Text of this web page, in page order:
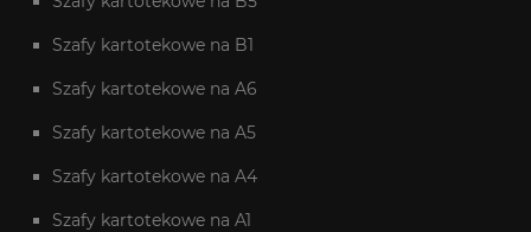
Szafy kartotekowe na B1
Szafy kartotekowe na A6
Szafy kartotekowe na A5
Szafy kartotekowe na A4
Szafy kartotekowe na A1